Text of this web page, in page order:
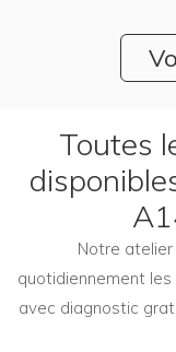
Toutes
Notre
quotidiennement
avec diagnostic